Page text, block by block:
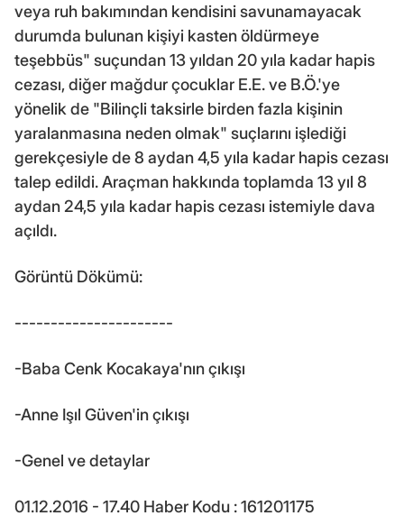
veya ruh bakımından kendisini savunamayacak
durumda bulunan kişiyi kasten öldürmeye
teşebbüs" suçundan 13 yıldan 20 yıla kadar hapis
cezası, diğer mağdur çocuklar E.E. ve B.Ö.'ye
yönelik de "Bilinçli taksirle birden fazla kişinin
yaralanmasına neden olmak" suçlarını işlediği
gerekçesiyle de 8 aydan 4,5 yıla kadar hapis cezası
talep edildi. Araçman hakkında toplamda 13 yıl 8
aydan 24,5 yıla kadar hapis cezası istemiyle dava
açıldı.
Görüntü Dökümü:
----------------------
-Baba Cenk Kocakaya'nın çıkışı
-Anne Işıl Güven'in çıkışı
-Genel ve detaylar
01.12.2016 - 17.40 Haber Kodu : 161201175